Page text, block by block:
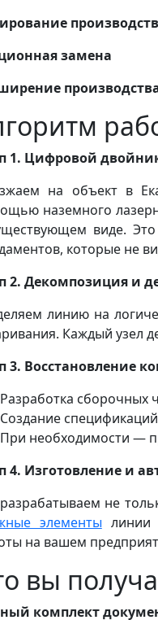
замена
1. Цифровой
на объект в
наземного
виде. Это
которые не
2. Декомпозиция и
линию на
Каждый узел
3. Восстановление
Разработка сборочных
Создание
При необходимости —
4. Изготовление и
не
элементы линии
на вашем
вы
комплект